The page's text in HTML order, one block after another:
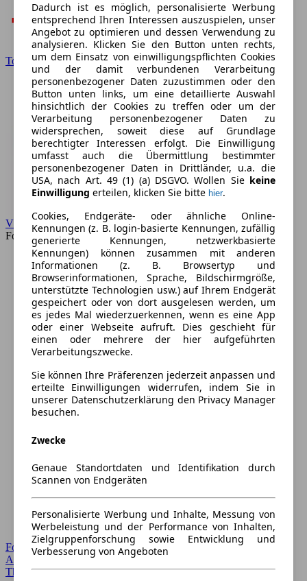
Toyota
VW
Forum
Forum Startseite
Alle Auto-Foren
Themen-Forum
Dadurch ist es möglich, personalisierte Werbung
entsprechend Ihren Interessen auszuspielen, unser
Angebot zu optimieren und dessen Verwendung zu
analysieren. Klicken Sie den Button unten rechts,
um dem Einsatz von einwilligungspflichten Cookies
und der damit verbundenen Verarbeitung
personenbezogener Daten zuzustimmen oder den
Button unten links, um eine detaillierte Auswahl
hinsichtlich der Cookies zu treffen oder um der
Verarbeitung personenbezogener Daten zu
widersprechen, soweit diese auf Grundlage
berechtigter Interessen erfolgt. Die Einwilligung
umfasst auch die Übermittlung bestimmter
personenbezogener Daten in Drittländer, u.a. die
USA, nach Art. 49 (1) (a) DSGVO. Wollen Sie keine
Einwilligung erteilen, klicken Sie bitte hier.
Cookies, Endgeräte- oder ähnliche Online-
Kennungen (z. B. login-basierte Kennungen, zufällig
generierte Kennungen, netzwerkbasierte
Kennungen) können zusammen mit anderen
Informationen (z. B. Browsertyp und
Browserinformationen, Sprache, Bildschirmgröße,
unterstützte Technologien usw.) auf Ihrem Endgerät
gespeichert oder von dort ausgelesen werden, um
es jedes Mal wiederzuerkennen, wenn es eine App
oder einer Webseite aufruft. Dies geschieht für
einen oder mehrere der hier aufgeführten
Verarbeitungszwecke.
Sie können Ihre Präferenzen jederzeit anpassen und
erteilte Einwilligungen widerrufen, indem Sie in
unserer Datenschutzerklärung den Privacy Manager
besuchen.
Zwecke
Genaue Standortdaten und Identifikation durch
Scannen von Endgeräten
Personalisierte Werbung und Inhalte, Messung von
Werbeleistung und der Performance von Inhalten,
Zielgruppenforschung sowie Entwicklung und
Verbesserung von Angeboten